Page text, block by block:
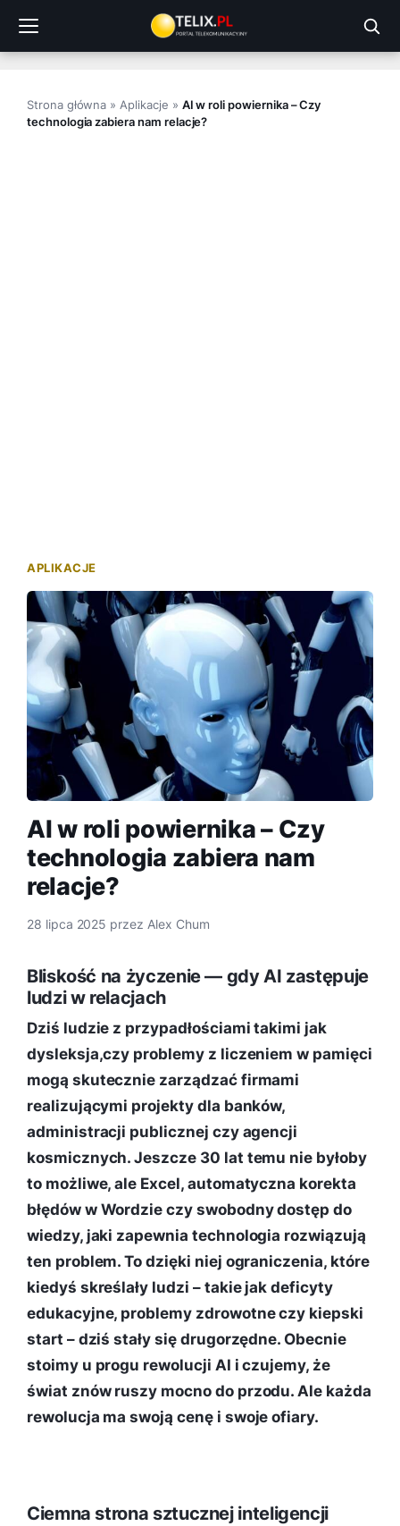
treści
Strona główna » Aplikacje » AI w roli powiernika – Czy
technologia zabiera nam relacje?
APLIKACJE
AI w roli powiernika – Czy
technologia zabiera nam
relacje?
28 lipca 2025 przez Alex Chum
Bliskość na życzenie — gdy AI zastępuje
ludzi w relacjach
Dziś ludzie z przypadłościami takimi jak
dysleksja,czy problemy z liczeniem w pamięci
mogą skutecznie zarządzać firmami
realizującymi projekty dla banków,
administracji publicznej czy agencji
kosmicznych. Jeszcze 30 lat temu nie byłoby
to możliwe, ale Excel, automatyczna korekta
błędów w Wordzie czy swobodny dostęp do
wiedzy, jaki zapewnia technologia rozwiązują
ten problem. To dzięki niej ograniczenia, które
kiedyś skreślały ludzi – takie jak deficyty
edukacyjne, problemy zdrowotne czy kiepski
start – dziś stały się drugorzędne. Obecnie
stoimy u progu rewolucji AI i czujemy, że
świat znów ruszy mocno do przodu. Ale każda
rewolucja ma swoją cenę i swoje ofiary.
Ciemna strona sztucznej inteligencji